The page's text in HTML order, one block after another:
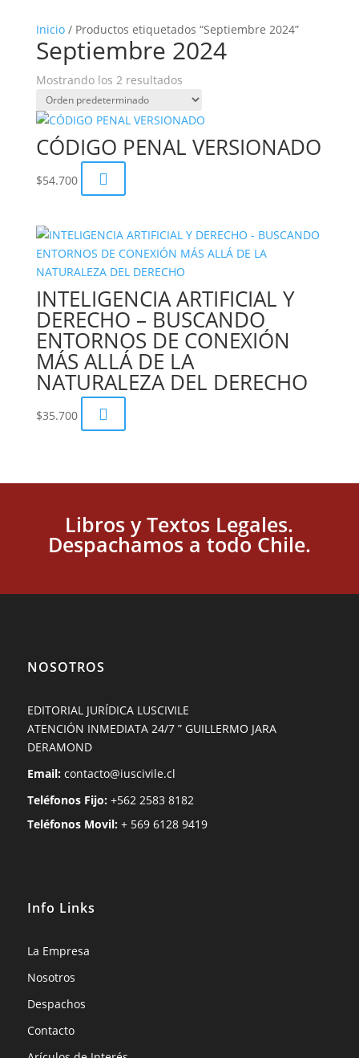
Inicio/ Productos etiquetados “Septiembre 2024”
Septiembre 2024
Mostrando los 2 resultados
CÓDIGO PENAL VERSIONADO
$54.700 
INTELIGENCIA ARTIFICIAL Y
DERECHO – BUSCANDO
ENTORNOS DE CONEXIÓN
MÁS ALLÁ DE LA
NATURALEZA DEL DERECHO
$35.700 
Libros y Textos Legales.
Despachamos a todo Chile.
NOSOTROS
EDITORIAL JURÍDICA LUSCIVILE
ATENCIÓN INMEDIATA 24/7 ” GUILLERMO JARA
DERAMOND
Email:contacto@iuscivile.cl
Teléfonos Fijo:+562 2583 8182
Teléfonos Movil:+ 569 6128 9419
Info Links
La Empresa
Nosotros
Despachos
Contacto